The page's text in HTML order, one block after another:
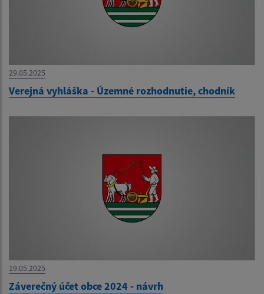
29.05.2025
Verejná vyhláška - Územné rozhodnutie, chodník
19.05.2025
Záverečný účet obce 2024 - návrh